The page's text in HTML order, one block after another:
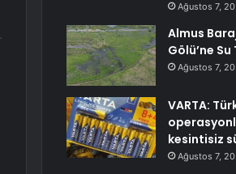
Ağustos 7,
Almus
Gölü’ne Su
Ağustos 7,
VARTA:
kesintisiz
Ağustos 7,